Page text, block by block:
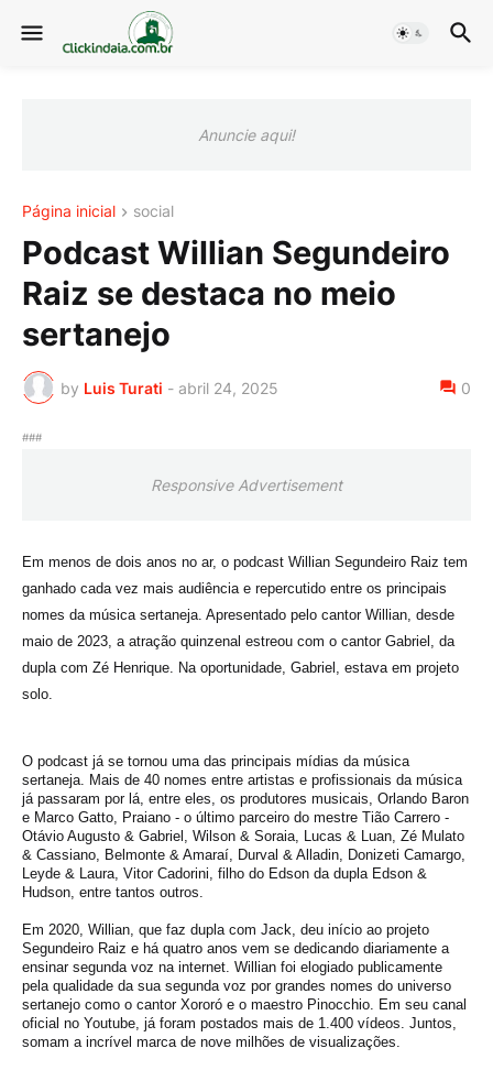
Anuncie aqui!
Página inicial social
Podcast Willian Segundeiro
Raiz se destaca no meio
sertanejo
by Luis Turati - abril 24, 2025 0
###
Responsive Advertisement
Em menos de dois anos no ar, o podcast Willian Segundeiro Raiz tem
ganhado cada vez mais audiência e repercutido entre os principais
nomes da música sertaneja. Apresentado pelo cantor Willian, desde
maio de 2023, a atração quinzenal estreou com o cantor Gabriel, da
dupla com Zé Henrique. Na oportunidade, Gabriel, estava em projeto
solo.
O podcast já se tornou uma das principais mídias da música
sertaneja. Mais de 40 nomes entre artistas e profissionais da música
já passaram por lá, entre eles, os produtores musicais, Orlando Baron
e Marco Gatto, Praiano - o último parceiro do mestre Tião Carrero -
Otávio Augusto & Gabriel, Wilson & Soraia, Lucas & Luan, Zé Mulato
& Cassiano, Belmonte & Amaraí, Durval & Alladin, Donizeti Camargo,
Leyde & Laura, Vitor Cadorini, filho do Edson da dupla Edson &
Hudson, entre tantos outros.
Em 2020, Willian, que faz dupla com Jack, deu início ao projeto
Segundeiro Raiz e há quatro anos vem se dedicando diariamente a
ensinar segunda voz na internet. Willian foi elogiado publicamente
pela qualidade da sua segunda voz por grandes nomes do universo
sertanejo como o cantor Xororó e o maestro Pinocchio. Em seu canal
oficial no Youtube, já foram postados mais de 1.400 vídeos. Juntos,
somam a incrível marca de nove milhões de visualizações.